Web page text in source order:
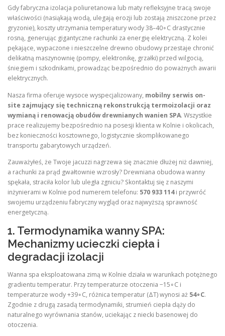
Gdy fabryczna izolacja poliuretanowa lub maty refleksyjne tracą swoje
właściwości (nasiąkają wodą, ulegają erozji lub zostają zniszczone przez
gryzonie), koszty utrzymania temperatury wody 38–40∘C drastycznie
rosną, generując gigantyczne rachunki za energię elektryczną. Z kolei
pękające, wypaczone i nieszczelne drewno obudowy przestaje chronić
delikatną maszynownię (pompy, elektronikę, grzałki) przed wilgocią,
śniegiem i szkodnikami, prowadząc bezpośrednio do poważnych awarii
elektrycznych.
Nasza firma oferuje wysoce wyspecjalizowany, mobilny serwis on-
site zajmujący się techniczną rekonstrukcją termoizolacji oraz
wymianą i renowacją obudów drewnianych wanien SPA. Wszystkie
prace realizujemy bezpośrednio na posesji klienta w Kolnie i okolicach,
bez konieczności kosztownego, logistycznie skomplikowanego
transportu gabarytowych urządzeń.
Zauważyłeś, że Twoje jacuzzi nagrzewa się znacznie dłużej niż dawniej,
a rachunki za prąd gwałtownie wzrosły? Drewniana obudowa wanny
spękała, straciła kolor lub uległa zgniciu? Skontaktuj się z naszymi
inżynierami w Kolnie pod numerem telefonu: 570 933 114i przywróć
swojemu urządzeniu fabryczny wygląd oraz najwyższą sprawność
energetyczną.
1. Termodynamika wanny SPA:
Mechanizmy ucieczki ciepła i
degradacji izolacji
Wanna spa eksploatowana zimą w Kolnie działa w warunkach potężnego
gradientu temperatur. Przy temperaturze otoczenia −15∘C i
temperaturze wody +39∘C, różnica temperatur (ΔT) wynosi aż 54∘C.
Zgodnie z drugą zasadą termodynamiki, strumień ciepła dąży do
naturalnego wyrównania stanów, uciekając z niecki basenowej do
otoczenia.